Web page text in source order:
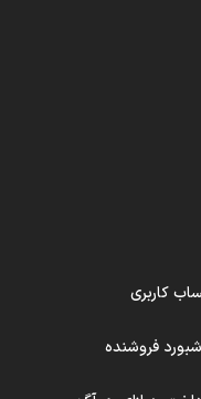
کاربری
فروشنده